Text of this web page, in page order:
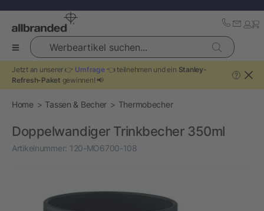
Werbeartikel suchen...
Jetzt an unserer 👉 Umfrage👈 teilnehmen und ein Stanley-
Refresh-Paket gewinnen! 📢
?
Home Tassen & Becher Thermobecher
Doppelwandiger Trinkbecher 350ml
Artikelnummer: 120-MO6700-108